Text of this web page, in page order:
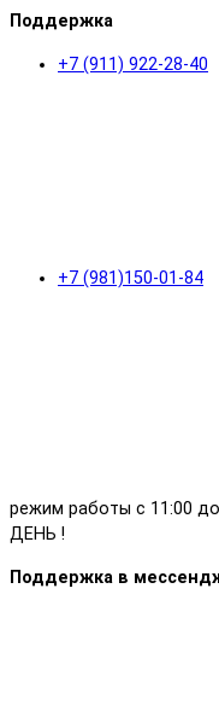
Поддержка
+7 (911) 922-28-40
+7 (981)150-01-84
режим работы с 11:00
ДЕНЬ !
Поддержка в